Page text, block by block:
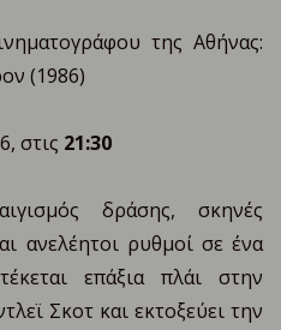
της Αθήνας:
(1986)
στις 21:30
δράσης, σκηνές
ανελέητοι ρυθμοί σε ένα
επάξια πλάι στην
Σκοτ και εκτοξεύει την